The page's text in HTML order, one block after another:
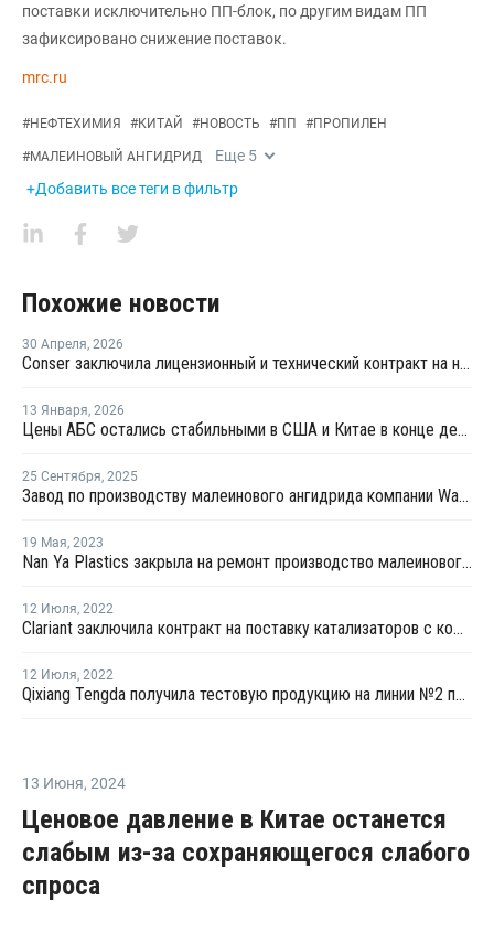
поставки исключительно ПП-блок, по другим видам ПП
зафиксировано снижение поставок.
mrc.ru
#НЕФТЕХИМИЯ #КИТАЙ #НОВОСТЬ #ПП #ПРОПИЛЕН
#МАЛЕИНОВЫЙ АНГИДРИД Еще 5
+Добавить все теги в фильтр
Похожие новости
30 Апреля, 2026
Conser заключила лицензионный и технический контракт на новый завод по производству тримеллитового ангидрида в Китае
13 Января, 2026
Цены АБС остались стабильными в США и Китае в конце декабря прошлого года
25 Сентября, 2025
Завод по производству малеинового ангидрида компании Wanhua Chemical повысил производительность
19 Мая, 2023
Nan Ya Plastics закрыла на ремонт производство малеинового ангидрида в Майлиао
12 Июля, 2022
Clariant заключила контракт на поставку катализаторов с компанией Wanhua Chemical
12 Июля, 2022
Qixiang Tengda получила тестовую продукцию на линии №2 по выпуску малеинового ангидрида в Китае
13 Июня, 2024
Ценовое давление в Китае останется
слабым из-за сохраняющегося слабого
спроса